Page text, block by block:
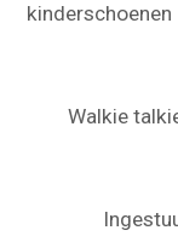
Walkie